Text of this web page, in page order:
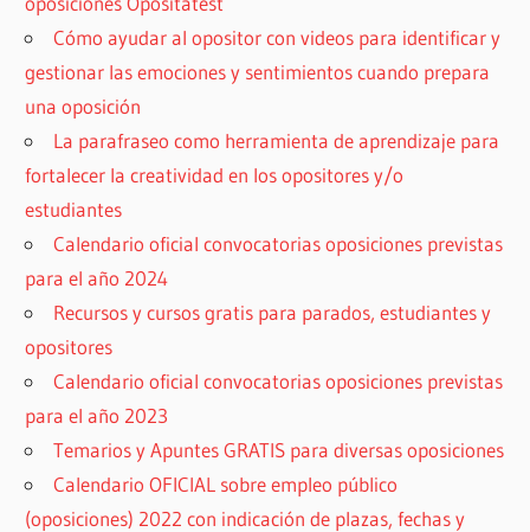
Cómo ayudar al opositor con videos para identificar y
gestionar las emociones y sentimientos cuando prepara
una oposición
La parafraseo como herramienta de aprendizaje para
fortalecer la creatividad en los opositores y/o
estudiantes
Calendario oficial convocatorias oposiciones previstas
para el año 2024
Recursos y cursos gratis para parados, estudiantes y
opositores
Calendario oficial convocatorias oposiciones previstas
para el año 2023
Temarios y Apuntes GRATIS para diversas oposiciones
Calendario OFICIAL sobre empleo público
(oposiciones) 2022 con indicación de plazas, fechas y